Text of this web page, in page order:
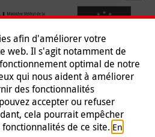
afin d'améliorer votre
web. Il s'agit notamment de
optimal de notre
qui nous aident à améliorer
des fonctionnalités
accepter ou refuser
cela pourrait empêcher
de ce site. En